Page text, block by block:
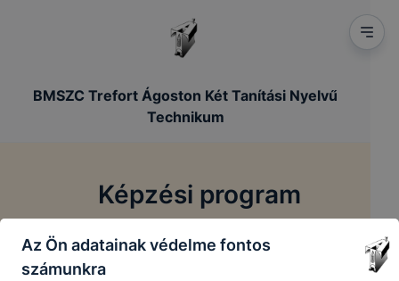
BMSZC Trefort Ágoston Két Tanítási Nyelvű
Technikum
Képzési program
Főoldal / Szakmai dokumentumok / Képzési program
Az Ön adatainak védelme fontos
számunkra